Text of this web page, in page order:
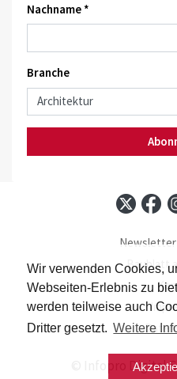
Wir verwenden Cookies,
Webseiten-Erlebnis zu
werden teilweise auch
Dritter gesetzt. Weitere
Nachname *
Branche
Baublatt
© Infopro Digital